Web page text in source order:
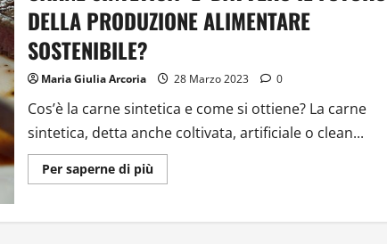
DELLA PRODUZIONE ALIMENTARE
SOSTENIBILE?
Maria Giulia Arcoria 28 Marzo 2023 0
Cos’è la carne sintetica e come si ottiene? La carne
sintetica, detta anche coltivata, artificiale o clean...
Per saperne di piùUlteriori
informazioni
SINTETICA: